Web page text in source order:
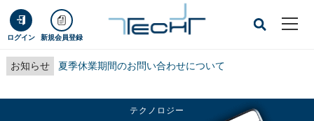
ログイン 新規会員登録
お知らせ 夏季休業期間のお問い合わせについて
テクノロジー